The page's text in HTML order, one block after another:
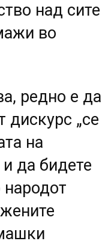
над сите
во
редно е да
дискурс „се
на
да бидете
народот